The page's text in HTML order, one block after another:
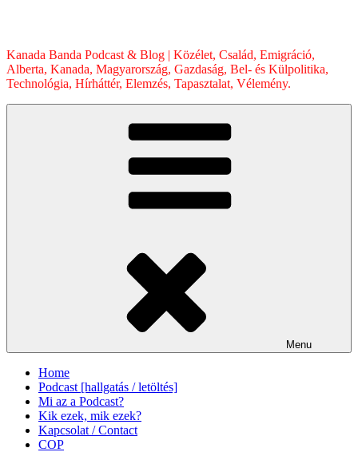
Kanada Banda Podcast & Blog | Közélet, Család, Emigráció,
Alberta, Kanada, Magyarország, Gazdaság, Bel- és Külpolitika,
Technológia, Hírháttér, Elemzés, Tapasztalat, Vélemény.
Menu
Home
Podcast [hallgatás / letöltés]
Mi az a Podcast?
Kik ezek, mik ezek?
Kapcsolat / Contact
COP